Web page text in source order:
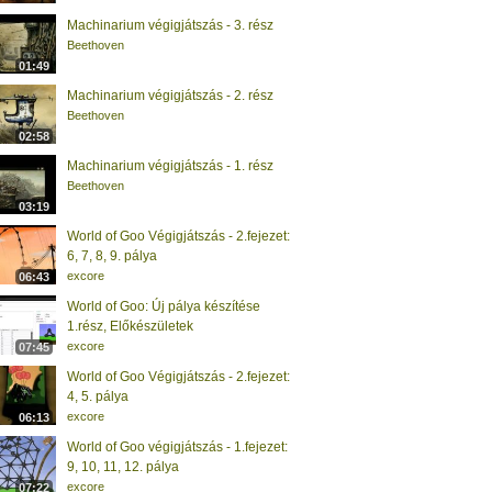
01:49
Machinarium végigjátszás - 3. rész
Beethoven
02:58
Machinarium végigjátszás - 2. rész
Beethoven
03:19
Machinarium végigjátszás - 1. rész
Beethoven
06:43
World of Goo Végigjátszás - 2.fejezet:
6, 7, 8, 9. pálya
excore
07:45
World of Goo: Új pálya készítése
1.rész, Előkészületek
excore
06:13
World of Goo Végigjátszás - 2.fejezet:
4, 5. pálya
excore
07:22
World of Goo végigjátszás - 1.fejezet:
9, 10, 11, 12. pálya
excore